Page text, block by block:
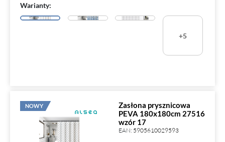
Warianty:
+5
NOWY
Zasłona prysznicowa
PEVA 180x180cm 27516
wzór 17
EAN: 5905610029593